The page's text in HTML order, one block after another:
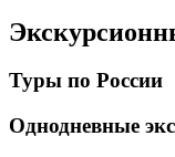
Туры по России
Однодневные